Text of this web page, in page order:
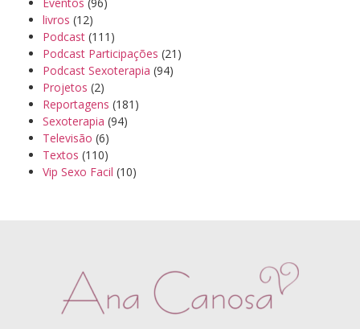
livros (12)
Podcast (111)
Podcast Participações (21)
Podcast Sexoterapia (94)
Projetos (2)
Reportagens (181)
Sexoterapia (94)
Televisão (6)
Textos (110)
Vip Sexo Facil (10)